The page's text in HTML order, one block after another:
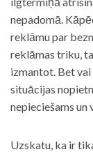
nepadomā.
reklāmu par
reklāmas triku,
izmantot. Bet
situācijas
nepieciešams
Uzskatu, ka ir